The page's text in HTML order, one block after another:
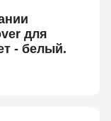
для
- белый.